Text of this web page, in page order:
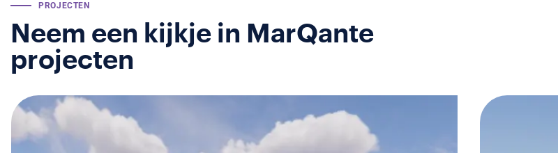
PROJECTEN
Neem een kijkje in MarQante
projecten